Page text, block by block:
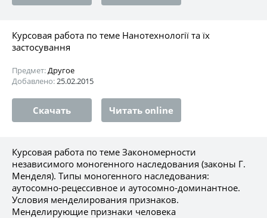
Курсовая работа по теме Нанотехнології та їх
застосування
Предмет:Другое
Добавлено:25.02.2015
Скачать Читать online
Курсовая работа по теме Закономерности
независимого моногенного наследования (законы Г.
Менделя). Типы моногенного наследования:
аутосомно-рецессивное и аутосомно-доминантное.
Условия менделирования признаков.
Менделирующие признаки человека